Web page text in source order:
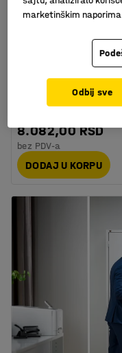
Kolica za burad:
unutrašnji prečnik
Art. br.:31119
8.082,00 RSD
bez PDV-a
DODAJ U KORPU
marketinškim
Odbij sve